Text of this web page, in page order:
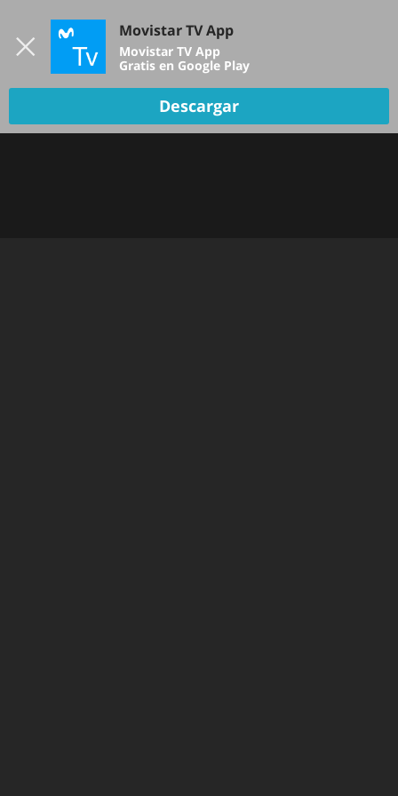
TV EN VIVO
Movistar TV App
Movistar TV App
Gratis en Google Play
Descargar